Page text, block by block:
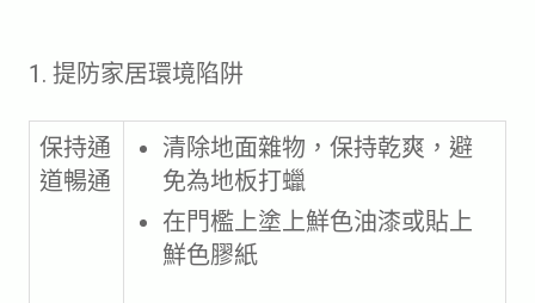
1. 提防家居環境陷阱
保持通
道暢通
清除地面雜物，保持乾爽，避
免為地板打蠟
在門檻上塗上鮮色油漆或貼上
鮮色膠紙